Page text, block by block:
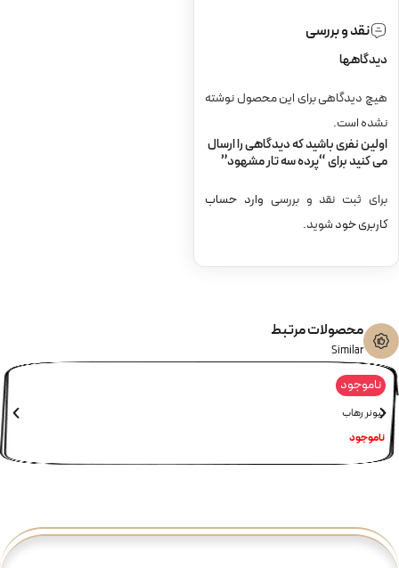
نقد و بررسی
دیدگاهها
هیچ دیدگاهی برای این محصول نوشته
نشده است.
اولین نفری باشید که دیدگاهی را ارسال
می کنید برای “پرده سه تار مشهود”
برای ثبت نقد و بررسی وارد حساب
کاربری خودشوید.
محصولات مرتبط
Similar
ناموجود
تیونر رهاب
ناموجود